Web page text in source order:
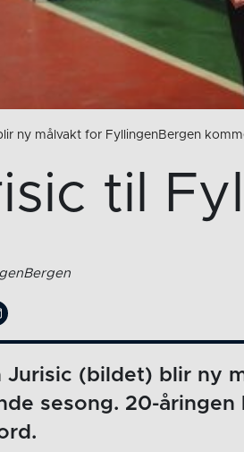
ny målvakt for FyllingenBergen
til
Jurisic (bildet) blir ny
sesong. 20-